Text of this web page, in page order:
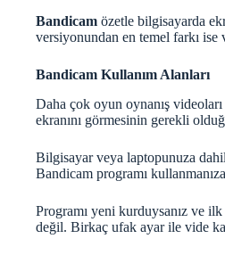
Bandicam özetle bilgisayarda
versiyonundan en temel farkı ise
Bandicam Kullanım Alanları
Daha çok oyun oynanış
ekranını görmesinin gerekli
Bilgisayar veya laptopunuza
Bandicam programı
Programı yeni kurduysanız ve ilk
değil. Birkaç ufak ayar ile vide